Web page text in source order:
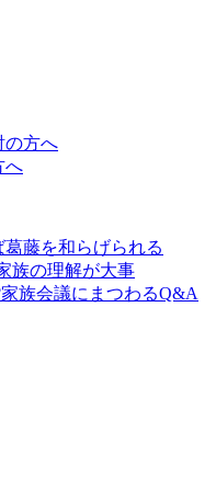
の方へ
へ
藤を和らげられる
族の理解が大事
族会議にまつわるQ&A